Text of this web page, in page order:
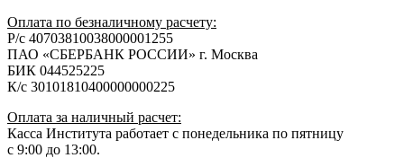
Оплата по безналичному расчету:
Р/с 40703810038000001255
ПАО «СБЕРБАНК РОССИИ» г. Москва
БИК 044525225
К/с 30101810400000000225
Оплата за наличный расчет:
Касса Института работает с понедельника по пятницу
с 9:00 до 13:00.